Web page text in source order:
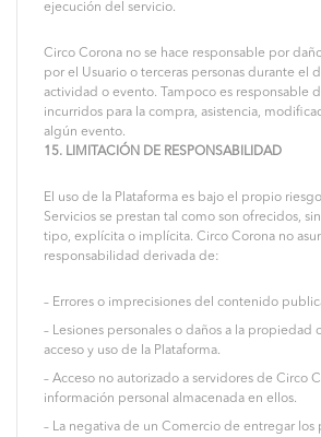
ejecución del servicio.
Circo Corona no se hace responsable por
por el Usuario o terceras personas durante el
actividad o evento. Tampoco es responsable
incurridos para la compra, asistencia,
algún evento.
15. LIMITACIÓN DE RESPONSABILIDAD
El uso de la Plataforma es bajo el propio
Servicios se prestan tal como son ofrecidos,
tipo, explícita o implícita. Circo Corona no
responsabilidad derivada de:
– Errores o imprecisiones del contenido
– Lesiones personales o daños a la propiedad
acceso y uso de la Plataforma.
– Acceso no autorizado a servidores de Circo
información personal almacenada en ellos.
– La negativa de un Comercio de entregar los